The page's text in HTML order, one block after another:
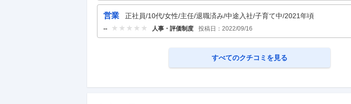
営業 正社員/10代/女性/主任/退職済み/中途入社/子育て中/2021年頃
-- 人事・評価制度 投稿日： 2022/09/16
すべてのクチコミを見る